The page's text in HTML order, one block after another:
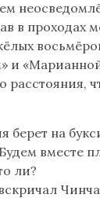
в проходах
и
расстояния,
берет на
вместе
ли?